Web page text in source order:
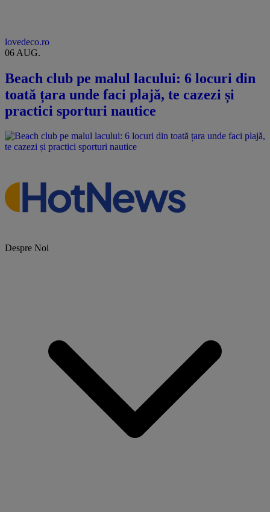
lovedeco.ro
06 AUG.
Beach club pe malul lacului: 6 locuri din
toată țara unde faci plajă, te cazezi și
practici sporturi nautice
Despre Noi